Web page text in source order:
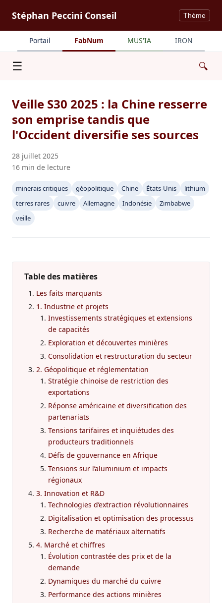
Stéphan Peccini Conseil Thème
Portail FabNum MUS'IA IRON
☰ 🔍
Veille S30 2025 : la Chine resserre
son emprise tandis que
l'Occident diversifie ses sources
28 juillet 2025
16 min de lecture
minerais critiques géopolitique Chine États-Unis
lithium
terres rares
cuivre Allemagne Indonésie
Zimbabwe
veille
Table des matières
Les faits marquants
1. Industrie et projets
Investissements stratégiques et extensions
de capacités
Exploration et découvertes minières
Consolidation et restructuration du secteur
2. Géopolitique et réglementation
Stratégie chinoise de restriction des
exportations
Réponse américaine et diversification des
partenariats
Tensions tarifaires et inquiétudes des
producteurs traditionnels
Défis de gouvernance en Afrique
Tensions sur l’aluminium et impacts
régionaux
3. Innovation et R&D
Technologies d’extraction révolutionnaires
Digitalisation et optimisation des processus
Recherche de matériaux alternatifs
4. Marché et chiffres
Évolution contrastée des prix et de la
demande
Dynamiques du marché du cuivre
Performance des actions minières